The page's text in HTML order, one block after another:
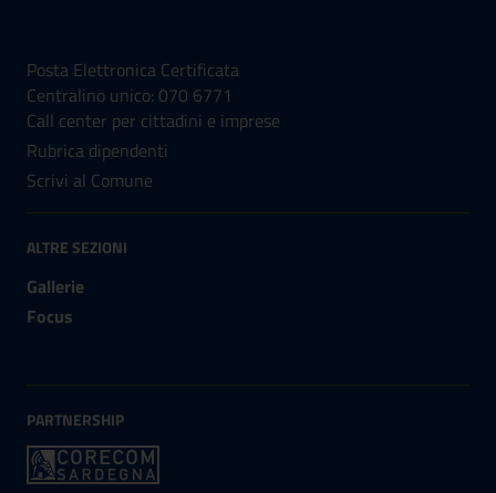
Posta Elettronica Certificata
Centralino unico: 070 6771
Call center per cittadini e imprese
Rubrica dipendenti
Scrivi al Comune
ALTRE SEZIONI
Gallerie
Focus
PARTNERSHIP